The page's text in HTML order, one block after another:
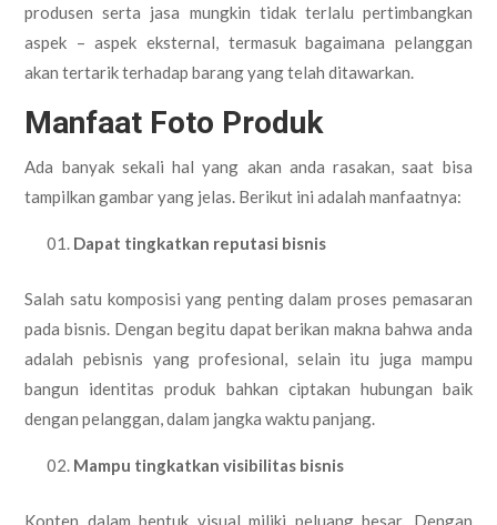
produsen serta jasa mungkin tidak terlalu pertimbangkan
aspek – aspek eksternal, termasuk bagaimana pelanggan
akan tertarik terhadap barang yang telah ditawarkan.
Manfaat Foto Produk
Ada banyak sekali hal yang akan anda rasakan, saat bisa
tampilkan gambar yang jelas. Berikut ini adalah manfaatnya:
Dapat tingkatkan reputasi bisnis
Salah satu komposisi yang penting dalam proses pemasaran
pada bisnis. Dengan begitu dapat berikan makna bahwa anda
adalah pebisnis yang profesional, selain itu juga mampu
bangun identitas produk bahkan ciptakan hubungan baik
dengan pelanggan, dalam jangka waktu panjang.
Mampu tingkatkan visibilitas bisnis
Konten dalam bentuk visual miliki peluang besar. Dengan